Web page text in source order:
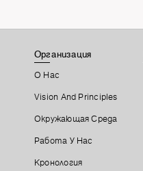
Организация
О Нас
Vision And Principles
Окружающая Среда
Работа У Нас
Кронология